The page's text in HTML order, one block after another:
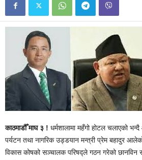
काठमाडौँ माघ ३ ! धर्मशालामा महँगो होटल चलाएको
पर्यटन तथा नागरिक उड्डयान मन्त्री प्रेम बहादुर
विकास कोषको सञ्चालक परिषद्ले गठन गरेको छानविन